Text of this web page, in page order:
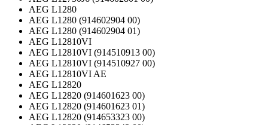
AEG L1280
AEG L1280 (914602904 00)
AEG L1280 (914602904 01)
AEG L12810VI
AEG L12810VI (914510913 00)
AEG L12810VI (914510927 00)
AEG L12810VI AE
AEG L12820
AEG L12820 (914601623 00)
AEG L12820 (914601623 01)
AEG L12820 (914653323 00)